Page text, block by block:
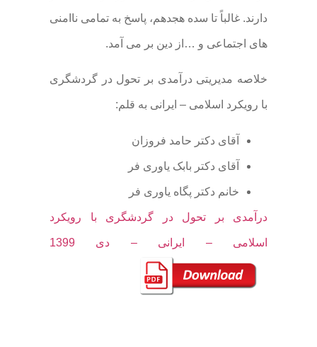
دارند. غالباً تا سده هجدهم، پاسخ به تمامی ناامنی
های اجتماعی و …از دین بر می آمد.
خلاصه مدیریتی درآمدی بر تحول در گردشگری
با رویکرد اسلامی – ایرانی به قلم:
آقای دکتر حامد فروزان
آقای دکتر بابک یاوری فر
خانم دکتر پگاه یاوری فر
درآمدی بر تحول در گردشگری با رویکرد
اسلامی – ایرانی – دی 1399